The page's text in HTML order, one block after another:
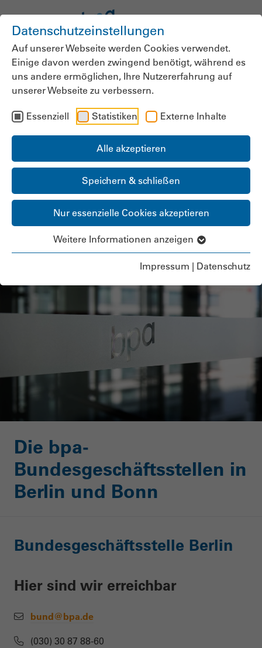
Datenschutzeinstellungen
Auf unserer Webseite werden Cookies verwendet.
Einige davon werden zwingend benötigt, während es
uns andere ermöglichen, Ihre Nutzererfahrung auf
unserer Webseite zu verbessern.
Essenziell Statistiken Externe Inhalte
Alle akzeptieren
Speichern & schließen
Nur essenzielle Cookies akzeptieren
Weitere Informationen anzeigen
Impressum | Datenschutz
Die bpa-
Bundesgeschäftsstellen in
Berlin und Bonn
Bundesgeschäftsstelle Berlin
Hier sind wir erreichbar
bund@bpa.de
(030) 30 87 88-60